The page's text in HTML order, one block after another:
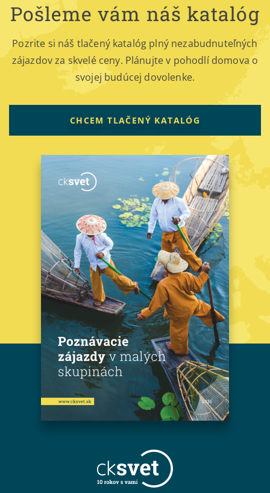
Pošleme vám náš katalóg
Pozrite si náš tlačený katalóg plný nezabudnuteľných
zájazdov za skvelé ceny. Plánujte v pohodlí domova o
svojej budúcej dovolenke.
CHCEM TLAČENÝ KATALÓG